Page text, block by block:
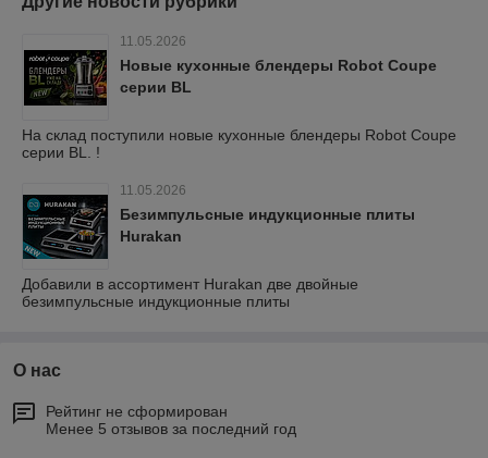
11.05.2026
Новые кухонные блендеры Robot Coupe
серии BL
На склад поступили новые кухонные блендеры Robot Coupe
серии BL. !
11.05.2026
Безимпульсные индукционные плиты
Hurakan
Добавили в ассортимент Hurakan две двойные
безимпульсные индукционные плиты
О нас
Рейтинг не сформирован
Менее 5 отзывов за последний год